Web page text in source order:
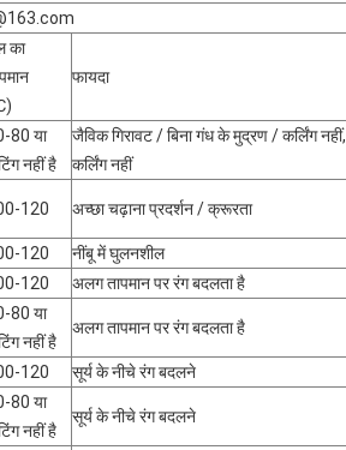
का
फायदा
80 या
नहीं है
जैविक गिरावट / बिना गंध के मुद्रण / कर्लिंग नहीं,
कर्लिंग नहीं
120 अच्छा चढ़ाना प्रदर्शन / क्रूरता
120
नींबू में घुलनशील
120 अलग तापमान पर रंग बदलता है
80 या
नहीं है
अलग तापमान पर रंग बदलता है
120 सूर्य के नीचे रंग बदलने
80 या
नहीं है
सूर्य के नीचे रंग बदलने